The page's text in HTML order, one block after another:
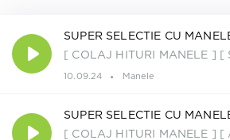
SUPER SELECTIE CU
[ COLAJ HITURI MANELE ] [
10.09.24 Manele
SUPER SELECTIE CU